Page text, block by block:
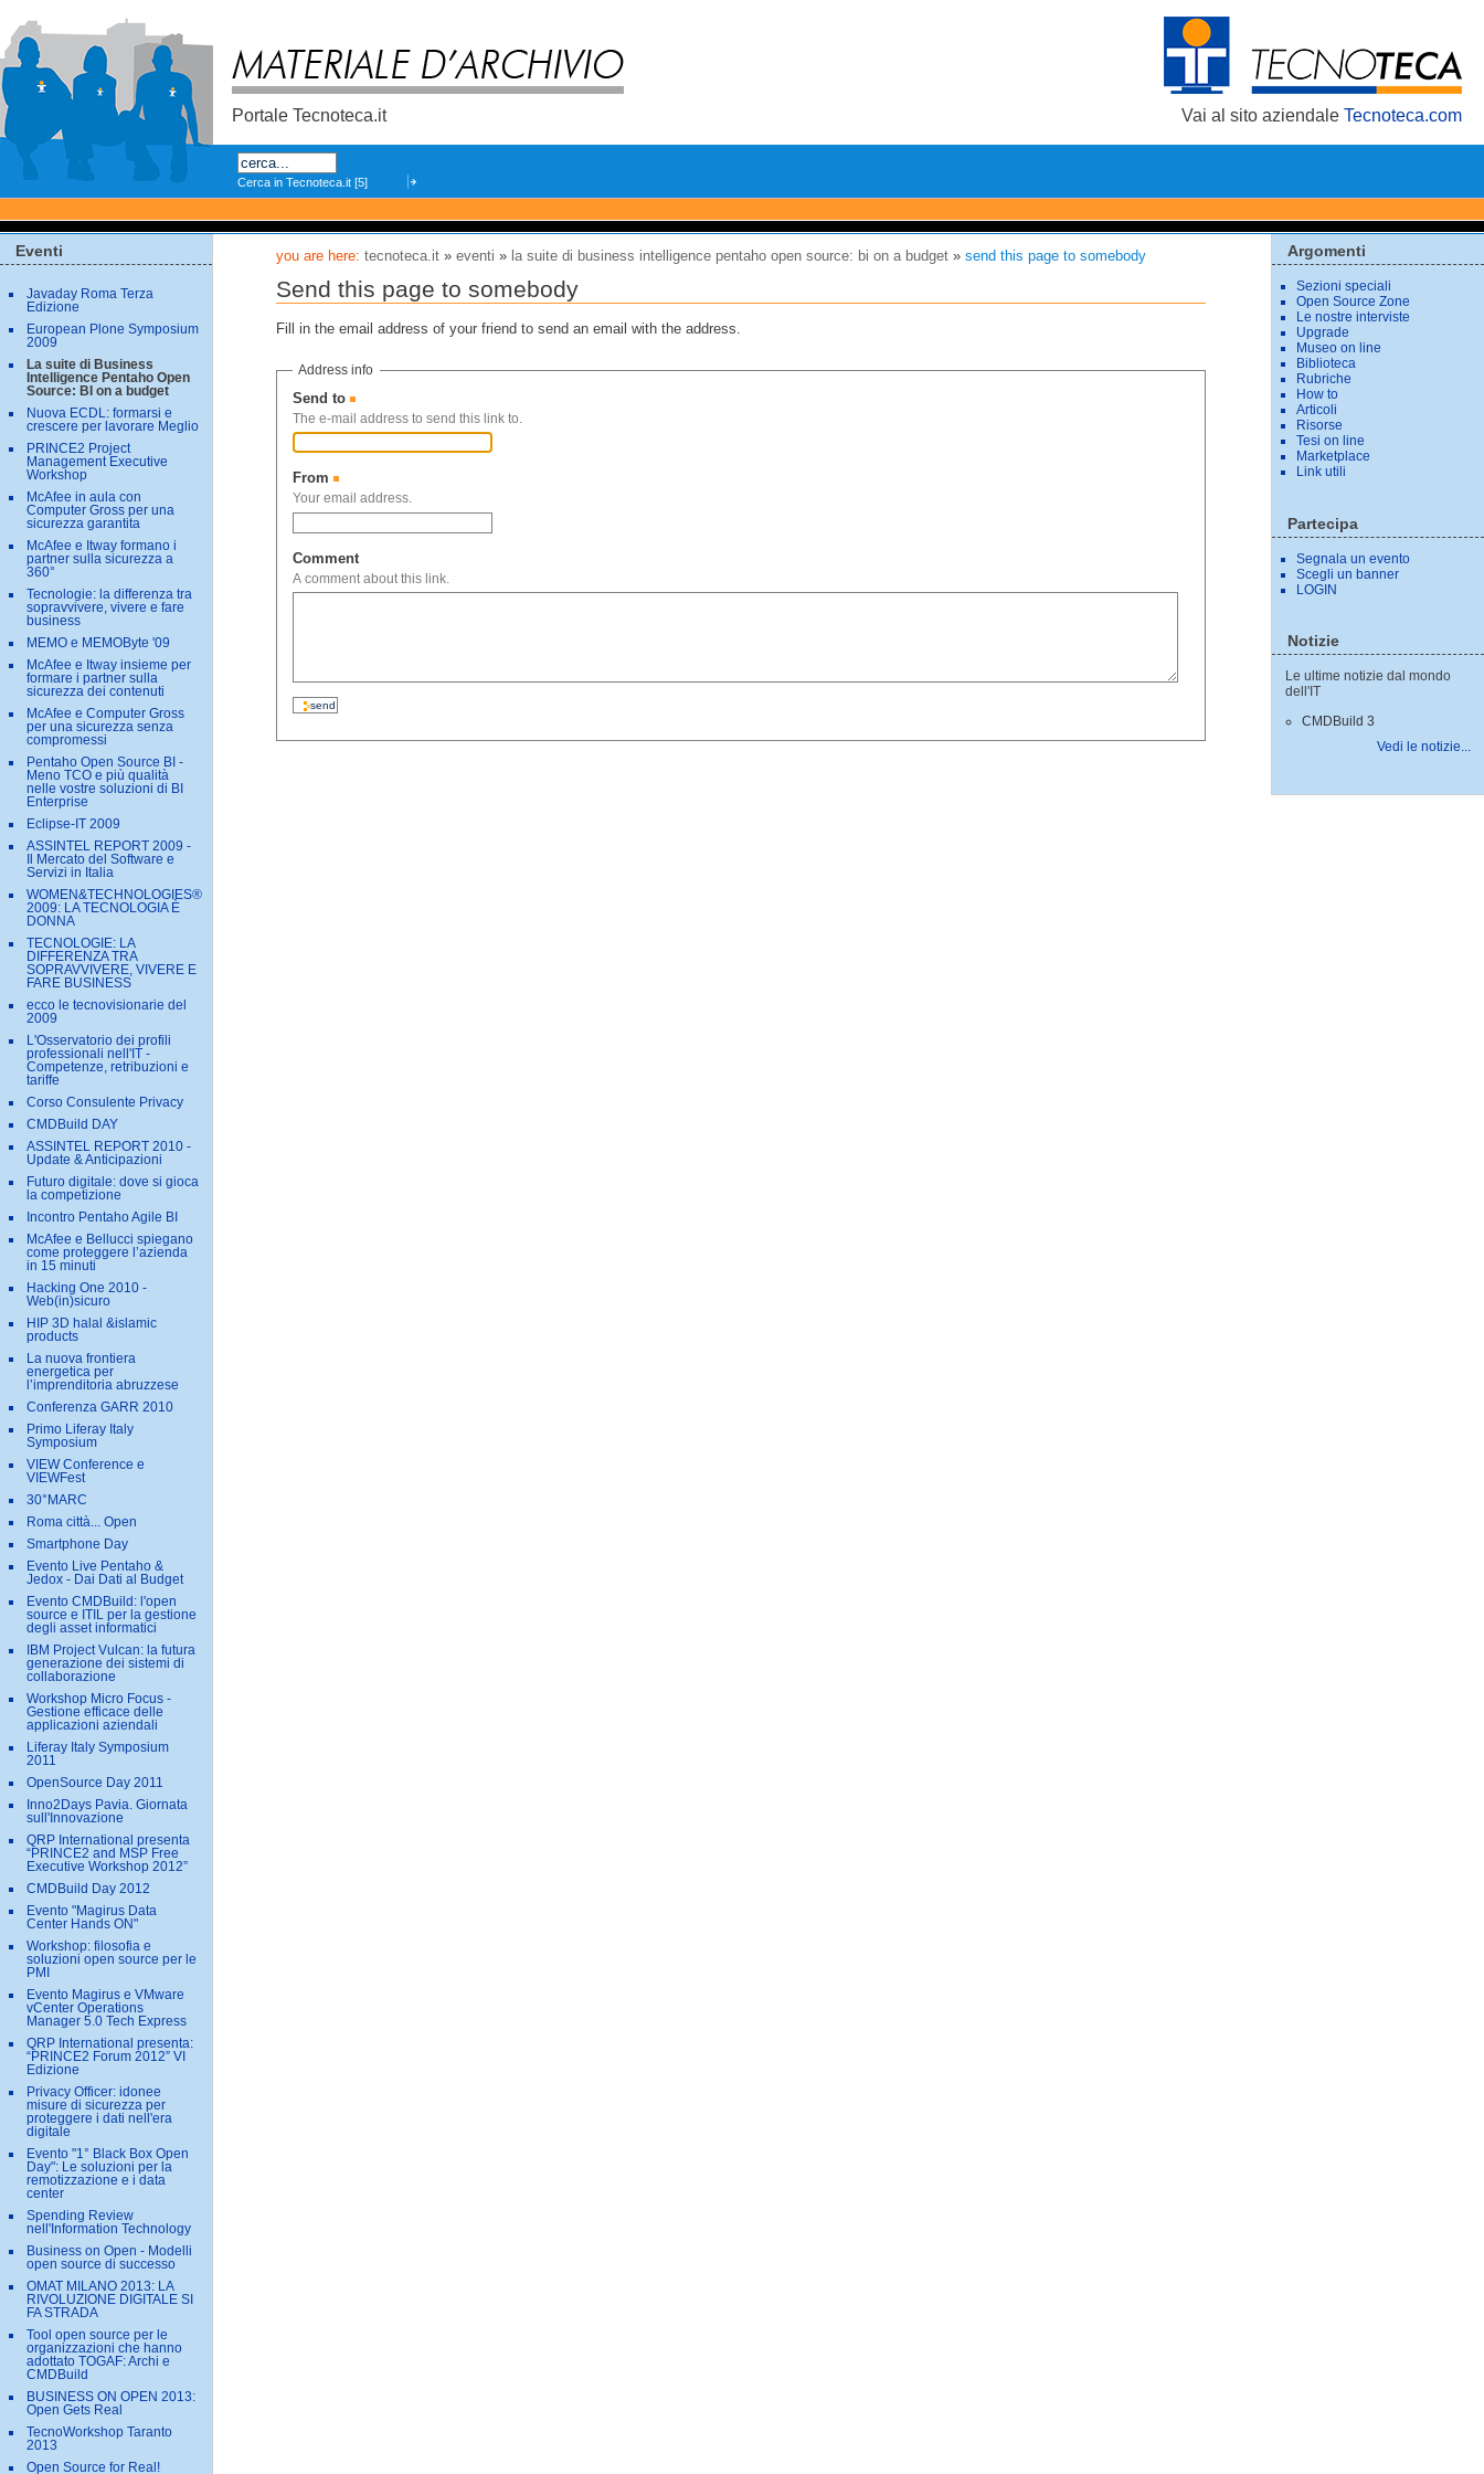
content.
Portale Tecnoteca.it Vai al sito aziendale Tecnoteca.com
Search
you are here: tecnoteca.it » eventi » la suite di business intelligence pentaho open source: bi on a budget »send this page to somebody
Send this page to somebody
Fill in the email address of your friend to send an email with the address.
Address info
Send to
The e-mail address to send this link to.
From
Your email address.
Comment
A comment about this link.
Eventi
Javaday Roma Terza
Edizione
European Plone Symposium
2009
La suite di Business
Intelligence Pentaho Open
Source: BI on a budget
Nuova ECDL: formarsi e
crescere per lavorare Meglio
PRINCE2 Project
Management Executive
Workshop
McAfee in aula con
Computer Gross per una
sicurezza garantita
McAfee e Itway formano i
partner sulla sicurezza a
360°
Tecnologie: la differenza tra
sopravvivere, vivere e fare
business
MEMO e MEMOByte '09
McAfee e Itway insieme per
formare i partner sulla
sicurezza dei contenuti
McAfee e Computer Gross
per una sicurezza senza
compromessi
Pentaho Open Source BI -
Meno TCO e più qualità
nelle vostre soluzioni di BI
Enterprise
Eclipse-IT 2009
ASSINTEL REPORT 2009 -
Il Mercato del Software e
Servizi in Italia
WOMEN&TECHNOLOGIES®
2009: LA TECNOLOGIA È
DONNA
TECNOLOGIE: LA
DIFFERENZA TRA
SOPRAVVIVERE, VIVERE E
FARE BUSINESS
ecco le tecnovisionarie del
2009
L'Osservatorio dei profili
professionali nell'IT -
Competenze, retribuzioni e
tariffe
Corso Consulente Privacy
CMDBuild DAY
ASSINTEL REPORT 2010 -
Update & Anticipazioni
Futuro digitale: dove si gioca
la competizione
Incontro Pentaho Agile BI
McAfee e Bellucci spiegano
come proteggere l’azienda
in 15 minuti
Hacking One 2010 -
Web(in)sicuro
HIP 3D halal &islamic
products
La nuova frontiera
energetica per
l’imprenditoria abruzzese
Conferenza GARR 2010
Primo Liferay Italy
Symposium
VIEW Conference e
VIEWFest
30°MARC
Roma città... Open
Smartphone Day
Evento Live Pentaho &
Jedox - Dai Dati al Budget
Evento CMDBuild: l'open
source e ITIL per la gestione
degli asset informatici
IBM Project Vulcan: la futura
generazione dei sistemi di
collaborazione
Workshop Micro Focus -
Gestione efficace delle
applicazioni aziendali
Liferay Italy Symposium
2011
OpenSource Day 2011
Inno2Days Pavia. Giornata
sull'Innovazione
QRP International presenta
“PRINCE2 and MSP Free
Executive Workshop 2012”
CMDBuild Day 2012
Evento "Magirus Data
Center Hands ON"
Workshop: filosofia e
soluzioni open source per le
PMI
Evento Magirus e VMware
vCenter Operations
Manager 5.0 Tech Express
QRP International presenta:
“PRINCE2 Forum 2012” VI
Edizione
Privacy Officer: idonee
misure di sicurezza per
proteggere i dati nell'era
digitale
Evento "1° Black Box Open
Day": Le soluzioni per la
remotizzazione e i data
center
Spending Review
nell'Information Technology
Business on Open - Modelli
open source di successo
OMAT MILANO 2013: LA
RIVOLUZIONE DIGITALE SI
FA STRADA
Tool open source per le
organizzazioni che hanno
adottato TOGAF: Archi e
CMDBuild
BUSINESS ON OPEN 2013:
Open Gets Real
TecnoWorkshop Taranto
2013
Open Source for Real!
Argomenti
Sezioni speciali
Open Source Zone
Le nostre interviste
Upgrade
Museo on line
Biblioteca
Rubriche
How to
Articoli
Risorse
Tesi on line
Marketplace
Link utili
Partecipa
Segnala un evento
Scegli un banner
LOGIN
Notizie
Le ultime notizie dal mondo
dell'IT
CMDBuild 3
Vedi le notizie...